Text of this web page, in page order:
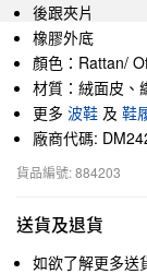
後跟夾片
橡膠外底
顏色：Rattan/
材質：絨面皮、
更多 波鞋 及 鞋
廠商代碼:
貨品編號: 884203
送貨及退貨
如欲了解更多送